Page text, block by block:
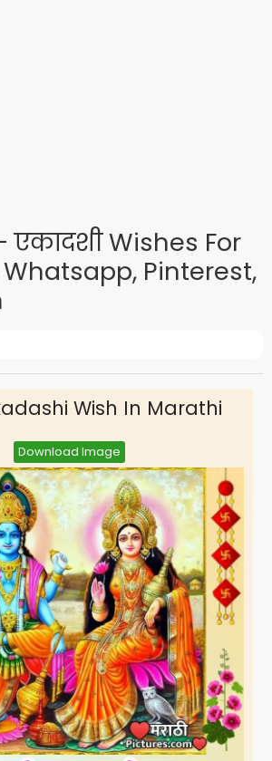
एकादशी Wishes For
Pinterest,
Wish In Marathi
Download Image